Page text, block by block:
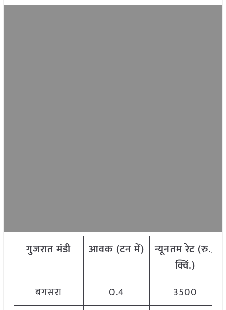
गुजरात मंडी आवक (टनमें) न्यूनतमरेट (रु./
क्विं.)
बगसरा 0.4
3500